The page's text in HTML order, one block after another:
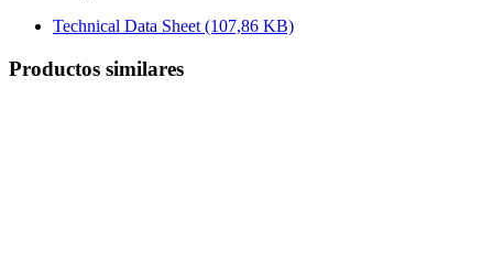
Technical Data Sheet (107,86 KB)
Productos similares